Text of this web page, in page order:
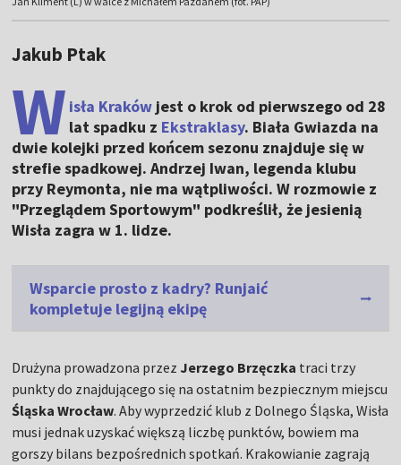
Jakub Ptak
W isła Kraków jest o krok od pierwszego od 28
lat spadku z Ekstraklasy. Biała Gwiazda na
dwie kolejki przed końcem sezonu znajduje się w
strefie spadkowej. Andrzej Iwan, legenda klubu
przy Reymonta, nie ma wątpliwości. W rozmowie z
"Przeglądem Sportowym" podkreślił, że jesienią
Wisła zagra w 1. lidze.
Wsparcie prosto z kadry? Runjaić
kompletuje legijną ekipę
Drużyna prowadzona przez Jerzego Brzęczka traci trzy
punkty do znajdującego się na ostatnim bezpiecznym miejscu
Śląska Wrocław. Aby wyprzedzić klub z Dolnego Śląska, Wisła
musi jednak uzyskać większą liczbę punktów, bowiem ma
gorszy bilans bezpośrednich spotkań. Krakowianie zagrają